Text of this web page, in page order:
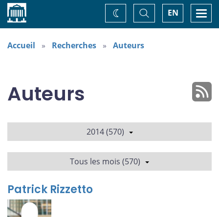
Accueil EN
Basculer
la
recherche
Changez
de
thème
Accueil Recherches Auteurs
Auteurs
2014 (570)
Tous les mois (570)
Patrick Rizzetto